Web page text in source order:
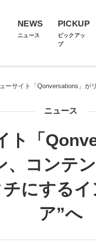
NEWS
ニュース
PICKUP
ピックアッ
プ
ーサイト「Qonversations」が
ニュース
ト「
、コンテ
にする
ア”へ